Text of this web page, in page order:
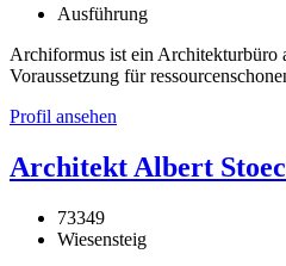
Ausführung
Archiformus ist ein Architekturbüro
Voraussetzung für
Profil ansehen
Architekt Albert
73349
Wiesensteig